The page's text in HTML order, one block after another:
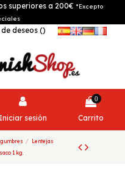
superiores a 200€ *Excepto
deseos ()
Iniciar sesión
0
Carrito
Lentejas
1 kg.